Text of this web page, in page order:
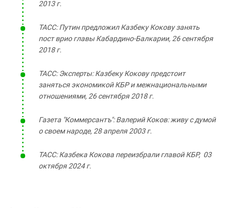
2013 г.
ТАСС:Путин предложил Казбеку Кокову занять
пост врио главы Кабардино-Балкарии, 26 сентября
2018 г.
ТАСС: Эксперты: Казбеку Кокову предстоит
заняться экономикой КБР и межнациональными
отношениями, 26 сентября 2018 г.
Газета "Коммерсантъ": Валерий Коков: живу с думой
о своем народе, 28 апреля 2003 г.
ТАСС: Казбека Кокова переизбрали главой КБР, 03
октября 2024 г.